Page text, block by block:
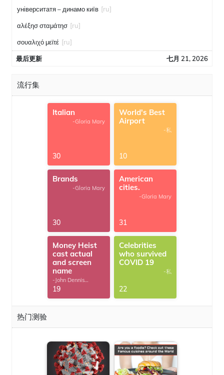
університатя – динамо київ [ru]
αλέξησ σταμάτησ [ru]
σουαλιχό μεϊτέ [ru]
最后更新 七月 21, 2026
流行集
Italian
-Gloria Mary
30
World's Best
Airport
-私
10
Brands
-Gloria Mary
30
American
cities.
-Gloria Mary
31
Money Heist
cast actual
and screen
name
-John Dennis
G.Thomas
19
Celebrities
who survived
COVID 19
-私
22
热门测验